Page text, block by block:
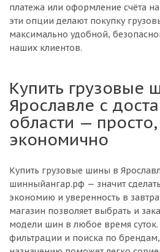
платежа или оформление счёта
эти опции делают покупку
максимально удобной,
наших клиентов.
Купить грузовые
Ярославле с
области —
экономично
Купить грузовые шины в
шинныйангар.рф — значит
экономию и уверенность в
магазин позволяет выбрать и
модели шин в любое время суток.
фильтрации и поиска по